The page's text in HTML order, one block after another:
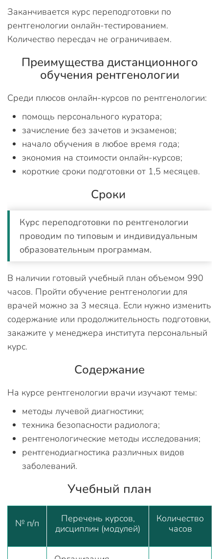
Заканчивается курс переподготовки по
рентгенологии онлайн-тестированием.
Количество пересдач не ограничиваем.
Преимущества дистанционного
обучения рентгенологии
Среди плюсов онлайн-курсов по рентгенологии:
помощь персонального куратора;
зачисление без зачетов и экзаменов;
начало обучения в любое время года;
экономия на стоимости онлайн-курсов;
короткие сроки подготовки от 1,5 месяцев.
Сроки
Курс переподготовки по рентгенологии
проводим по типовым и индивидуальным
образовательным программам.
В наличии готовый учебный план объемом 990
часов. Пройти обучение рентгенологии для
врачей можно за 3 месяца. Если нужно изменить
содержание или продолжительность подготовки,
закажите у менеджера института персональный
курс.
Содержание
На курсе рентгенологии врачи изучают темы:
методы лучевой диагностики;
техника безопасности радиолога;
рентгенологические методы исследования;
рентгенодиагностика различных видов
заболеваний.
Учебный план
№ п/п
Перечень курсов,
дисциплин (модулей)
Количество
часов